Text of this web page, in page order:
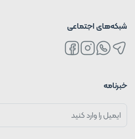
شبکه‌های اجتماعی
خبرنامه